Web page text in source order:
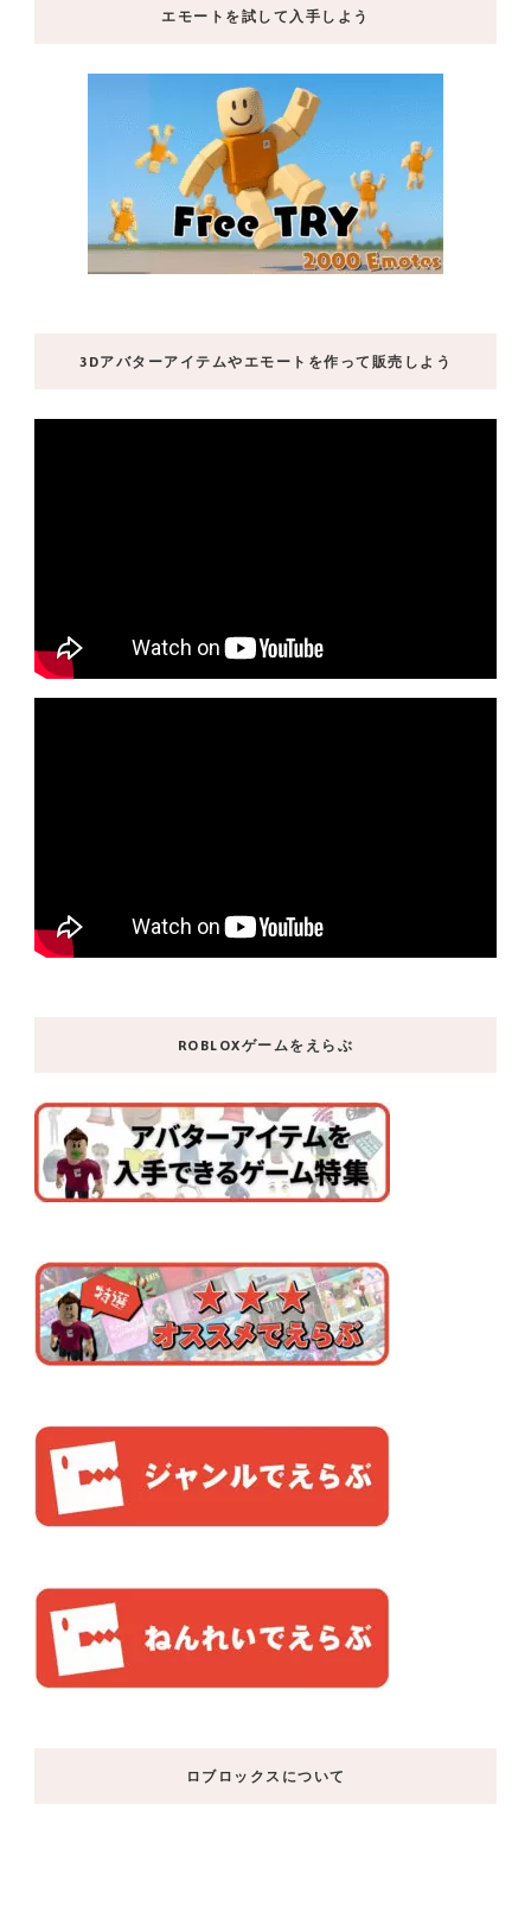
エモートを試して入手しよう
3Dアバターアイテムやエモートを作って販売しよう
ROBLOXゲームをえらぶ
ロブロックスについて